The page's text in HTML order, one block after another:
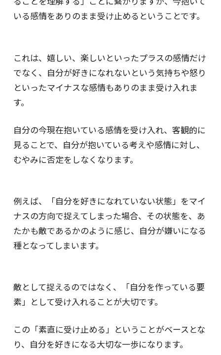
いる感情をありのまま受け止めるということです。
これは、嬉しい、楽しいといったプラスの感情だけ
でなく、自分が好きになれないという気持ちや怒り
といったマイナスな感情もありのまま受け入れま
す。
自分の今現在抱いている感情を受け入れ、客観的に
見ることで、自分が抱いている考えや感情に対し、
むやみに否定をしなくなります。
例えば、「自分を好きになれていない状態」をマイ
ナスの方向で捉えてしまった場合、その状態を、あ
たかも敵であるかのように感じ、自分が嫌いになる
種となってしまいます。
敵として捉えるのではなく、「自分を作っている要
素」として受け入れることが大切です。
この「素直に受け止める」ということがベースとな
り、自分を好きになる大切な一歩になります。